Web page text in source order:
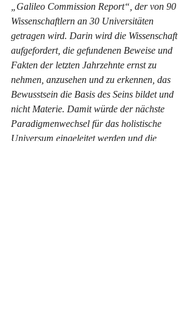
„Galileo Commission Report“, der von 90
Wissenschaftlern an 30 Universitäten
getragen wird. Darin wird die Wissenschaft
aufgefordert, die gefundenen Beweise und
Fakten der letzten Jahrzehnte ernst zu
nehmen, anzusehen und zu erkennen, das
Bewusstsein die Basis des Seins bildet und
nicht Materie. Damit würde der nächste
Paradigmenwechsel für das holistische
Universum eingeleitet werden und die